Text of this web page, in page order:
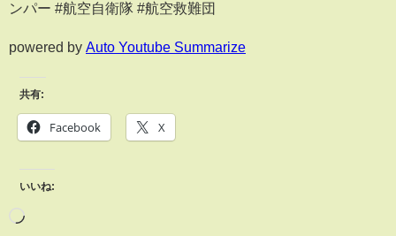
ンパー #航空自衛隊 #航空救難団
powered by Auto Youtube Summarize
共有:
Facebook X
いいね: